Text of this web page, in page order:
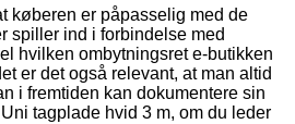
køberen er påpasselig med de
spiller ind i forbindelse med
hvilken ombytningsret e-butikken
er det også relevant, at man altid
i fremtiden kan dokumentere sin
tagplade hvid 3 m, om du leder